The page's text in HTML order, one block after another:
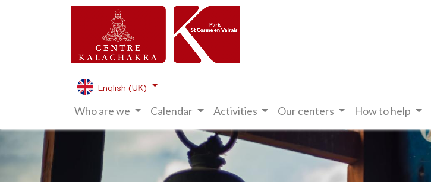
English (UK)
Who are we Calendar Activities Our centers How to help